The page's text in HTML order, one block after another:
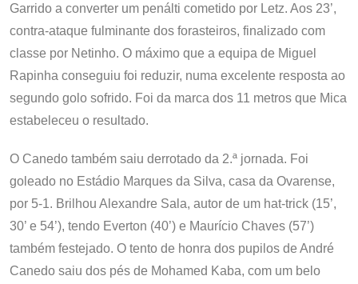
Garrido a converter um penálti cometido por Letz. Aos 23’,
contra-ataque fulminante dos forasteiros, finalizado com
classe por Netinho. O máximo que a equipa de Miguel
Rapinha conseguiu foi reduzir, numa excelente resposta ao
segundo golo sofrido. Foi da marca dos 11 metros que Mica
estabeleceu o resultado.
O Canedo também saiu derrotado da 2.ª jornada. Foi
goleado no Estádio Marques da Silva, casa da Ovarense,
por 5-1. Brilhou Alexandre Sala, autor de um hat-trick (15’,
30’ e 54’), tendo Everton (40’) e Maurício Chaves (57’)
também festejado. O tento de honra dos pupilos de André
Canedo saiu dos pés de Mohamed Kaba, com um belo